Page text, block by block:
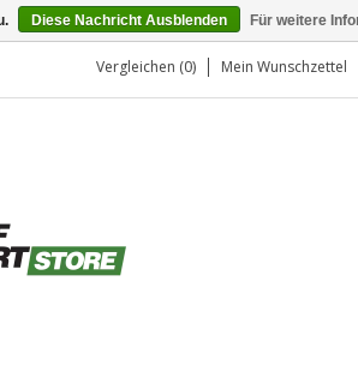
Vergleichen (0) Mein Wunschzettel
Diese Nachricht Ausblenden Für weitere